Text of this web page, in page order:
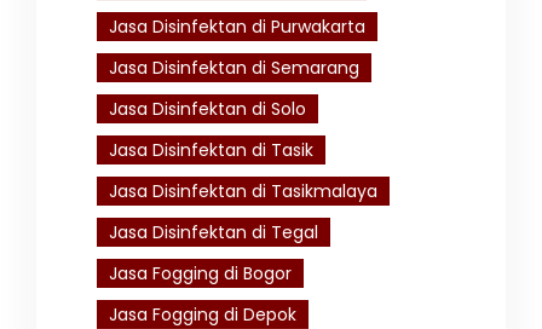
Jasa Disinfektan di Purwakarta
Jasa Disinfektan di Semarang
Jasa Disinfektan di Solo
Jasa Disinfektan di Tasik
Jasa Disinfektan di Tasikmalaya
Jasa Disinfektan di Tegal
Jasa Fogging di Bogor
Jasa Fogging di Depok